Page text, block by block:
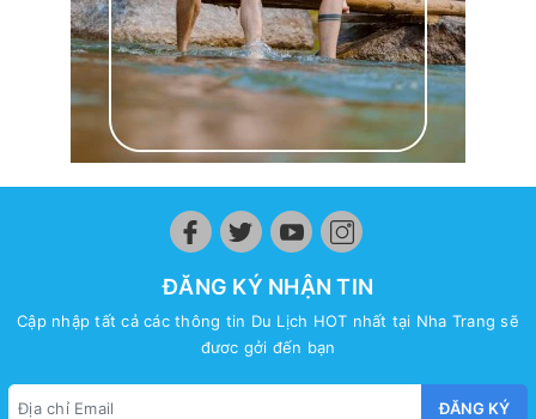
ĐĂNG KÝ NHẬN TIN
Cập nhập tất cả các thông tin Du Lịch HOT nhất tại Nha Trang sẽ
đươc gởi đến bạn
ĐĂNG KÝ